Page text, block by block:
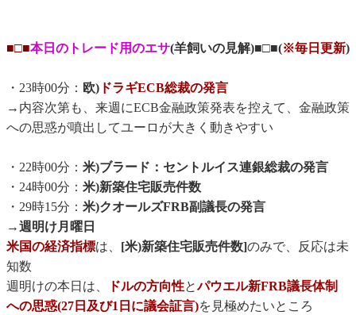
■□■本日のトレード用のエサ(羊飼いの見解)■□■(※毎日更新)
・23時00分： 欧) ドラギECB総裁の発言
→内容次第も、来週にECB金融政策発表を控えて、金融政策
への思惑が噴出してユーロが大きく動きやすい
・22時00分： 米)ブラード：セントルイス連銀総裁の発言
・24時00分： 米)新築住宅販売件数
・29時15分： 米)クオールズFRB副議長の発言
→週明け月曜日
米国の経済指標は、 [米)新築住宅販売件数]のみで、反応は未
知数
週明けの本日は、
ドルの方向性とパウエル新FRB議長体制
への思惑(27日及び1日に議会証言)を見極めたいところ